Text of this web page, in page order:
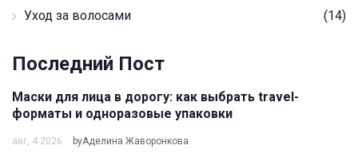
Уход за волосами
(14)
Последний Пост
Маски для лица в дорогу: как выбрать travel-
форматы и одноразовые упаковки
авг, 4 2026 byАделина Жаворонкова